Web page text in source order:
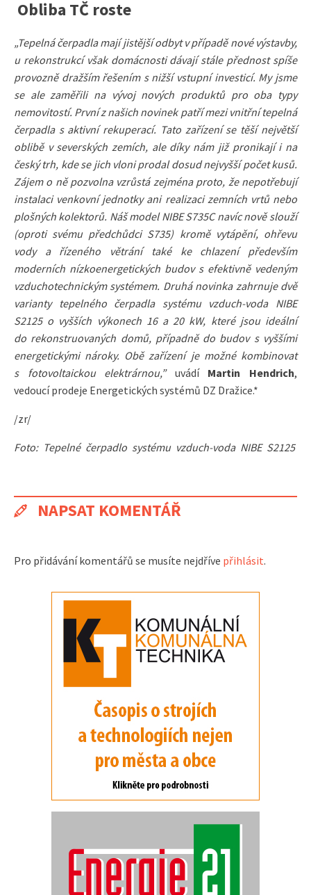
Obliba TČ roste
„Tepelná čerpadla mají jistější odbyt v případě nové výstavby,
u rekonstrukcí však domácnosti dávají stále přednost spíše
provozně dražším řešením s nižší vstupní investicí. My jsme
se ale zaměřili na vývoj nových produktů pro oba typy
nemovitostí. První z našich novinek patří mezi vnitřní tepelná
čerpadla s aktivní rekuperací. Tato zařízení se těší největší
oblibě v severských zemích, ale díky nám již pronikají i na
český trh, kde se jich vloni prodal dosud nejvyšší počet kusů.
Zájem o ně pozvolna vzrůstá zejména proto, že nepotřebují
instalaci venkovní jednotky ani realizaci zemních vrtů nebo
plošných kolektorů. Náš model NIBE S735C navíc nově slouží
(oproti svému předchůdci S735) kromě vytápění, ohřevu
vody a řízeného
větrání také ke chlazení především
moderních nízkoenergetických budov s efektivně vedeným
vzduchotechnickým systémem. Druhá novinka zahrnuje dvě
varianty tepelného čerpadla systému vzduch-voda NIBE
S2125 o vyšších výkonech 16 a 20 kW, které jsou ideální
do rekonstruovaných domů, případně do budov s vyššími
energetickými nároky. Obě zařízení je možné kombinovat
s fotovoltaickou elektrárnou,”uvádí Martin Hendrich,
vedoucí prodeje Energetických systémů DZ Dražice.*
/zr/
Foto: Tepelné čerpadlo systému vzduch-voda NIBE S2125
NAPSAT KOMENTÁŘ
Pro přidávání komentářů se musíte nejdříve přihlásit.